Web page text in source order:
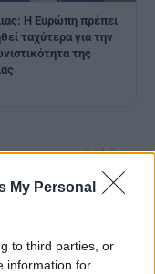
My Personal
to third parties, or
information for
Η Ευρώπη πρέπει
ταχύτερα για την
της